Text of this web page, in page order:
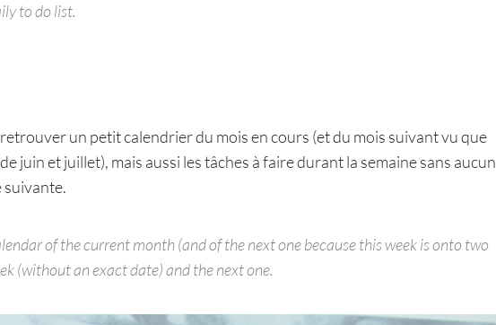
to do list.
un petit calendrier du mois en cours (et du mois suivant vu que
juin et juillet), mais aussi les tâches à faire durant la semaine sans aucun
suivante.
of the current month (and of the next one because this week is onto two
(without an exact date) and the next one.